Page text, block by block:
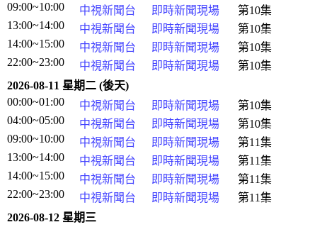
09:00~10:00
中視新聞台 即時新聞現場
第10集
13:00~14:00
中視新聞台 即時新聞現場
第10集
14:00~15:00
中視新聞台 即時新聞現場
第10集
22:00~23:00
中視新聞台 即時新聞現場
第10集
2026-08-11 星期二 (後天)
00:00~01:00
中視新聞台 即時新聞現場
第10集
04:00~05:00
中視新聞台 即時新聞現場
第10集
09:00~10:00
中視新聞台 即時新聞現場
第11集
13:00~14:00
中視新聞台 即時新聞現場
第11集
14:00~15:00
中視新聞台 即時新聞現場
第11集
22:00~23:00
中視新聞台 即時新聞現場
第11集
2026-08-12 星期三